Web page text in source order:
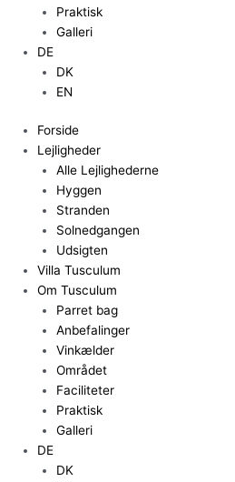
Praktisk
Galleri
DE
DK
EN
Forside
Lejligheder
Alle Lejlighederne
Hyggen
Stranden
Solnedgangen
Udsigten
Villa Tusculum
Om Tusculum
Parret bag
Anbefalinger
Vinkælder
Området
Faciliteter
Praktisk
Galleri
DE
DK